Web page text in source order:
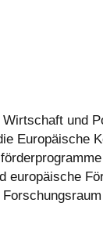
und
Europäische
europäische